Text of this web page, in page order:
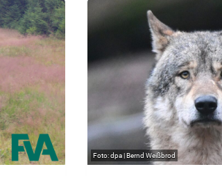
dpa | Bernd Weißbrod